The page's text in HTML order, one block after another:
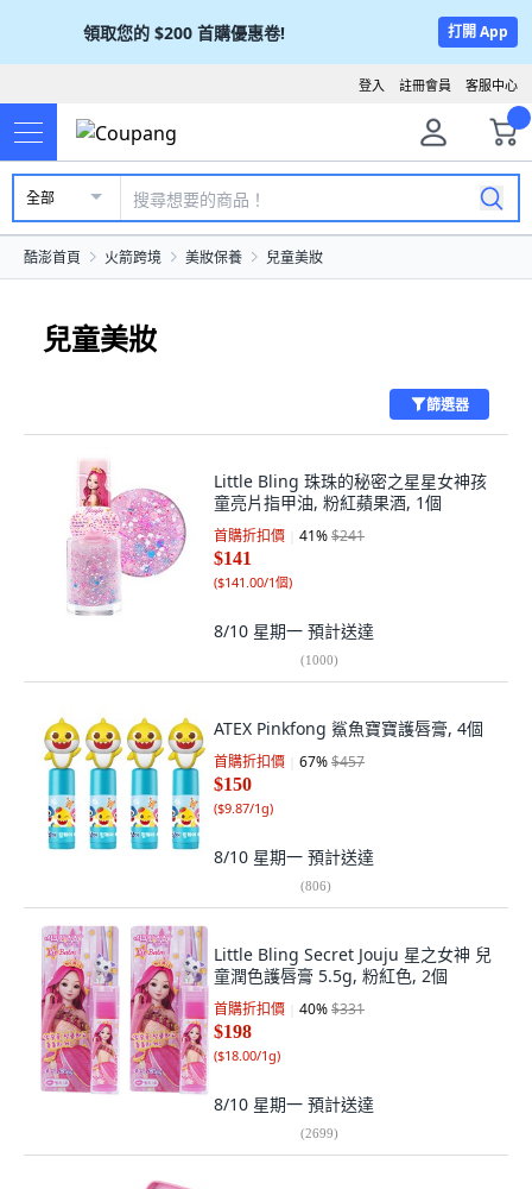
領取您的 $200 首購優惠卷! 打開 App
客服中心
註冊會員
登入
全部
酷澎首頁 火箭跨境 美妝保養 兒童美妝
兒童美妝
篩選器
Little Bling 珠珠的秘密之星星女神孩
童亮片指甲油, 粉紅蘋果酒, 1個
首購折扣價 41%$241
$141
($141.00/1個)
8/10 星期一 預計送達
(1000)
ATEX Pinkfong 鯊魚寶寶護唇膏, 4個
首購折扣價 67%$457
$150
($9.87/1g)
8/10 星期一 預計送達
(806)
Little Bling Secret Jouju 星之女神 兒
童潤色護唇膏 5.5g, 粉紅色, 2個
首購折扣價 40%$331
$198
($18.00/1g)
8/10 星期一 預計送達
(2699)